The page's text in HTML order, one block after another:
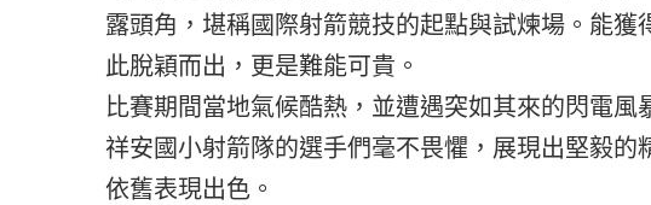
露頭角，堪稱國際射箭競技的起點與試煉場。能
此脫穎而出，更是難能可貴。
比賽期間當地氣候酷熱，並遭遇突如其來的閃電風
祥安國小射箭隊的選手們毫不畏懼，展現出堅毅
依舊表現出色。